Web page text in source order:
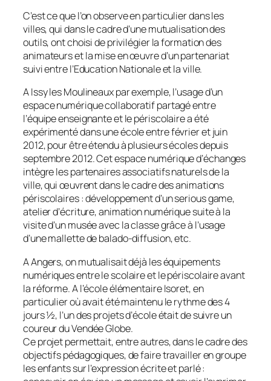
C’est ce que l’on observe en particulier dans les
villes, qui dans le cadre d’une mutualisation des
outils, ont choisi de privilégier la formation des
animateurs et la mise en œuvre d’un partenariat
suivi entre l’Education Nationale et la ville.
A Issy les Moulineaux par exemple, l’usage d’un
espace numérique collaboratif partagé entre
l’équipe enseignante et le périscolaire a été
expérimenté dans une école entre février et juin
2012, pour être étendu à plusieurs écoles depuis
septembre 2012. Cet espace numérique d’échanges
intègre les partenaires associatifs naturels de la
ville, qui œuvrent dans le cadre des animations
périscolaires : développement d’un serious game,
atelier d’écriture, animation numérique suite à la
visite d’un musée avec la classe grâce à l’usage
d’une mallette de balado-diffusion, etc.
A Angers, on mutualisait déjà les équipements
numériques entre le scolaire et le périscolaire avant
la réforme. A l’école élémentaire Isoret, en
particulier où avait été maintenu le rythme des 4
jours ½, l’un des projets d’école était de suivre un
coureur du Vendée Globe.
Ce projet permettait, entre autres, dans le cadre des
objectifs pédagogiques, de faire travailler en groupe
les enfants sur l’expression écrite et parlé :